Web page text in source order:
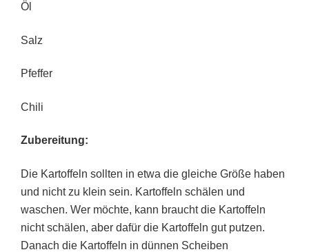
Öl
Salz
Pfeffer
Chili
Zubereitung:
Die Kartoffeln sollten in etwa die gleiche Größe haben
und nicht zu klein sein. Kartoffeln schälen und
waschen. Wer möchte, kann braucht die Kartoffeln
nicht schälen, aber dafür die Kartoffeln gut putzen.
Danach die Kartoffeln in dünnen Scheiben